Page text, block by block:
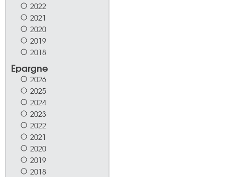
2022
2021
2020
2019
2018
Epargne
2026
2025
2024
2023
2022
2021
2020
2019
2018